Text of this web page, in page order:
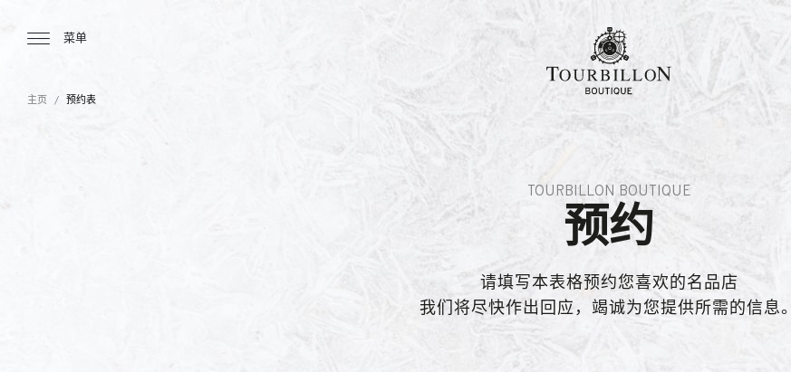
菜单
主页 预约表
TOURBILLON BOUTIQUE
预约
请填写本表格预约您喜欢的名品店
我们将尽快作出回应，竭诚为您提供所需的信息。